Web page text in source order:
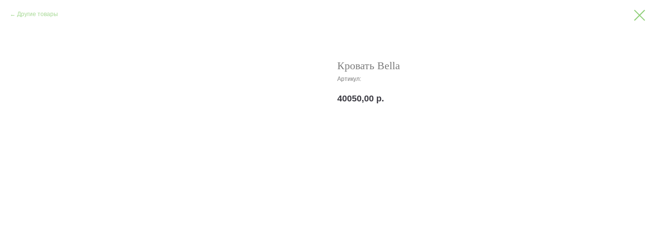
Другие товары
Кровать Bella
Артикул:
40050,00 р.